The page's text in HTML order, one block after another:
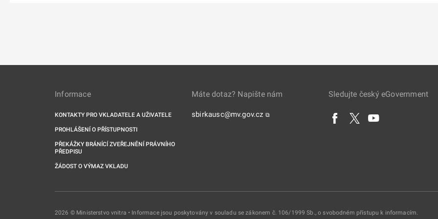
Informace
KONTAKTY PRO VKLADATELE A UŽIVATELE
PROHLÁŠENÍ O PŘÍSTUPNOSTI
PŘEKÁŽKY BRÁNÍCÍ ZVEŘEJNĚNÍ PRÁVNÍHO
PŘEDPISU
ŽÁDOST O VÝMAZ VKLADU
Máte dotaz? Napište nám
sbirkausc@mv.gov.cz ⧉
Sledujte český eGovernment
2026 © Ministerstvo vnitra • Informace jsou poskytovány v souladu se zákonem č. 106/1999 Sb., o svobodném přístupu k informacím.